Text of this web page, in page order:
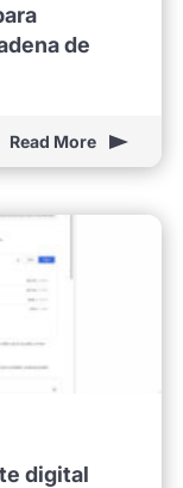
de
Read More
digital